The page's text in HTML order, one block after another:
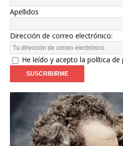
Apellidos
Dirección de correo electrónico:
He leído y acepto la política de